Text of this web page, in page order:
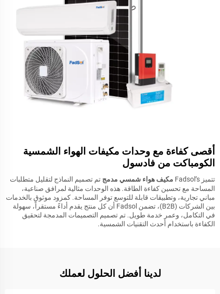
أقصى كفاءة مع وحدات مكيفات الهواء الشمسية
الكومباكت من فادسول
تتميز Fadsol’s مكيف هواء شمسي مدمجتم تصميم النماذج لتقليل متطلبات
المساحة مع تحسين كفاءة الطاقة. هذه الوحدات مثالية لمرافق صناعية،
مباني تجارية، وتطبيقات قابلة للتوسع توفر المساحة. كمزود موثوق بالخدمات
بين الشركات (B2B)، تضمن Fadsol أن كل منتج يقدم أداءً مستقراً، سهولة
في التكامل، وعمر خدمة طويل. تم تصميم التصميمات المدمجة لتحقيق
الكفاءة باستخدام أحدث التقنيات الشمسية.
لدينا أفضل الحلول لعملك